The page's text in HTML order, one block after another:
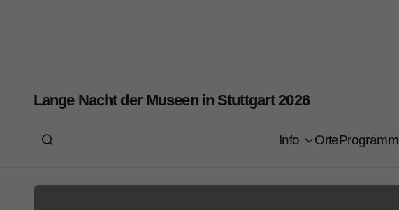
Lange Nacht der Museen in Stuttgart 2026
Info OrteProgramm